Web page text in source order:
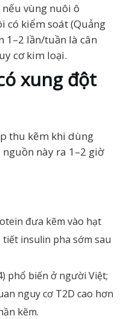
vùng nuôi ô
có kiểm soát (Quảng
1–2 lần/tuần là cân
cơ kim loại.
xung đột
thu kẽm khi dùng
này ra 1–2 giờ
đưa kẽm vào hạt
insulin pha sớm sau
phổ biến ở người Việt;
nguy cơ T2D cao hơn
kẽm.